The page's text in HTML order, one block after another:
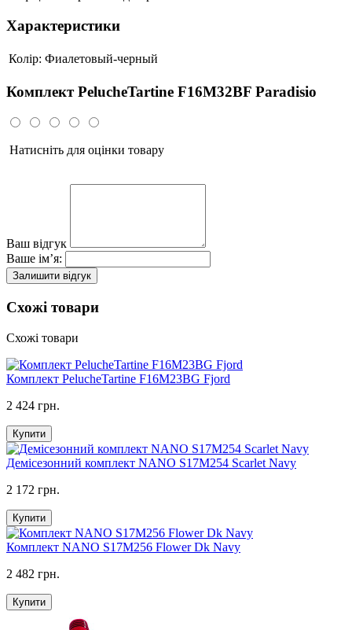
Характеристики
Колір: Фиалетовый-черный
Комплект PelucheTartine F16M32BF Paradisio
Натисніть для оцінки товару
Ваш відгук
Ваше ім’я:
Залишити відгук
Схожі товари
Схожі товари
Комплект PelucheTartine F16M23BG Fjord
2 424 грн.
Купити
Демісезонний комплект NANO S17M254 Scarlet Navy
2 172 грн.
Купити
Комплект NANO S17M256 Flower Dk Navy
2 482 грн.
Купити